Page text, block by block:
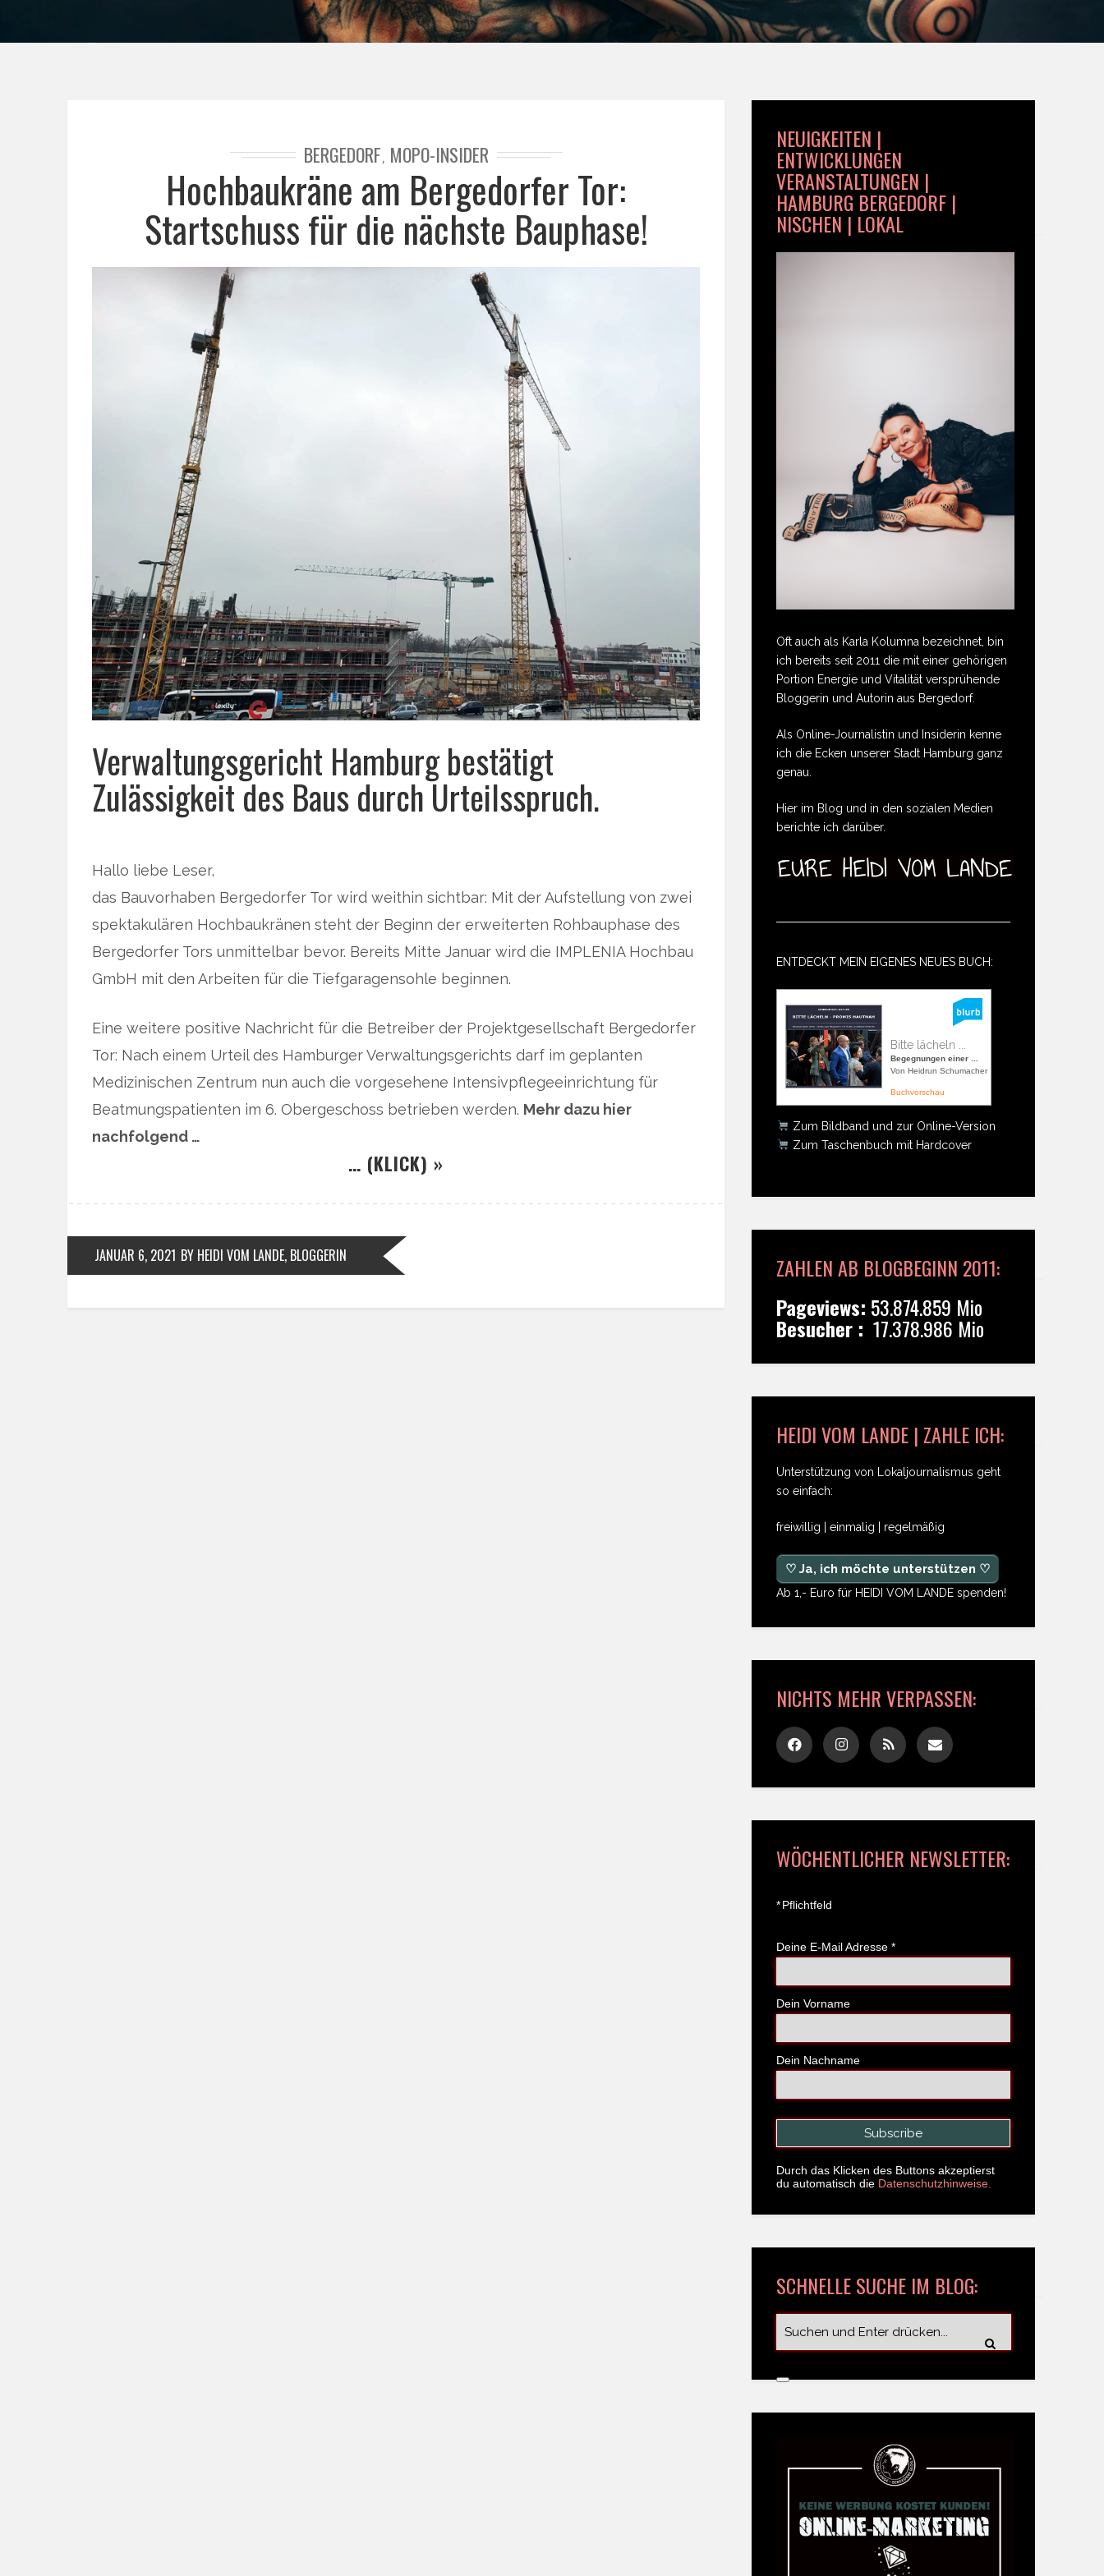
BERGEDORF, MOPO-INSIDER
Hochbaukräne am Bergedorfer Tor:
Startschuss für die nächste Bauphase!
Verwaltungsgericht Hamburg bestätigt
Zulässigkeit des Baus durch Urteilsspruch.
Hallo liebe Leser,
das Bauvorhaben Bergedorfer Tor wird weithin sichtbar: Mit der Aufstellung von zwei
spektakulären Hochbaukränen steht der Beginn der erweiterten Rohbauphase des
Bergedorfer Tors unmittelbar bevor. Bereits Mitte Januar wird die IMPLENIA Hochbau
GmbH mit den Arbeiten für die Tiefgaragensohle beginnen.
Eine weitere positive Nachricht für die Betreiber der Projektgesellschaft Bergedorfer
Tor: Nach einem Urteil des Hamburger Verwaltungsgerichts darf im geplanten
Medizinischen Zentrum nun auch die vorgesehene Intensivpflegeeinrichtung für
Beatmungspatienten im 6. Obergeschoss betrieben werden. Mehr dazu hier
nachfolgend …
… (KLICK) »
JANUAR 6, 2021 BY HEIDI VOM LANDE, BLOGGERIN
NEUIGKEITEN |
ENTWICKLUNGEN
VERANSTALTUNGEN |
HAMBURG BERGEDORF |
NISCHEN | LOKAL
Oft auch als Karla Kolumna bezeichnet, bin
ich bereits seit 2011 die mit einer gehörigen
Portion Energie und Vitalität versprühende
Bloggerin und Autorin aus Bergedorf.
Als Online-Journalistin und Insiderin kenne
ich die Ecken unserer Stadt Hamburg ganz
genau.
Hier im Blog und in den sozialen Medien
berichte ich darüber.
ENTDECKT MEIN EIGENES NEUES BUCH:
Bitte lächeln ...
Begegnungen einer ...
Von Heidrun Schumacher
Buchvorschau
Zum Bildband und zur Online-Version
Zum Taschenbuch mit Hardcover
ZAHLEN AB BLOGBEGINN 2011:
Pageviews: 53.874.859 Mio
Besucher : 17.378.986 Mio
HEIDI VOM LANDE | ZAHLE ICH:
Unterstützung von Lokaljournalismus geht
so einfach:
freiwillig | einmalig | regelmäßig
♡ Ja, ich möchte unterstützen ♡
Ab 1,- Euro für HEIDI VOM LANDE spenden!
NICHTS MEHR VERPASSEN:
WÖCHENTLICHER NEWSLETTER:
*Pflichtfeld
Deine E-Mail Adresse *
Dein Vorname
Dein Nachname
Durch das Klicken des Buttons akzeptierst
du automatisch die Datenschutzhinweise.
SCHNELLE SUCHE IM BLOG: